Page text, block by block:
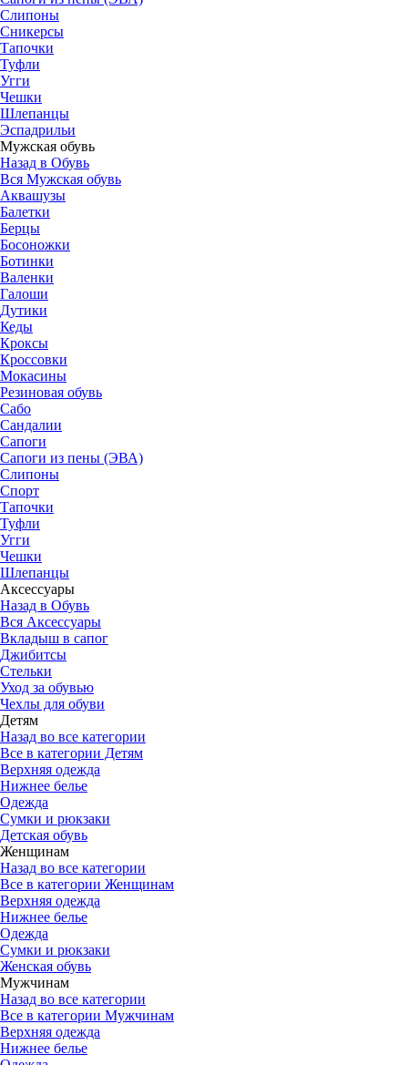
Слипоны
Сникерсы
Тапочки
Туфли
Угги
Чешки
Шлепанцы
Эспадрильи
Мужская обувь
Назад в Обувь
Вся Мужская обувь
Аквашузы
Балетки
Берцы
Босоножки
Ботинки
Валенки
Галоши
Дутики
Кеды
Кроксы
Кроссовки
Мокасины
Резиновая обувь
Сабо
Сандалии
Сапоги
Сапоги из пены (ЭВА)
Слипоны
Спорт
Тапочки
Туфли
Угги
Чешки
Шлепанцы
Аксессуары
Назад в Обувь
Вся Аксессуары
Вкладыш в сапог
Джибитсы
Стельки
Уход за обувью
Чехлы для обуви
Детям
Назад во все категории
Все в категории Детям
Верхняя одежда
Нижнее белье
Одежда
Сумки и рюкзаки
Детская обувь
Женщинам
Назад во все категории
Все в категории Женщинам
Верхняя одежда
Нижнее белье
Одежда
Сумки и рюкзаки
Женская обувь
Мужчинам
Назад во все категории
Все в категории Мужчинам
Верхняя одежда
Нижнее белье